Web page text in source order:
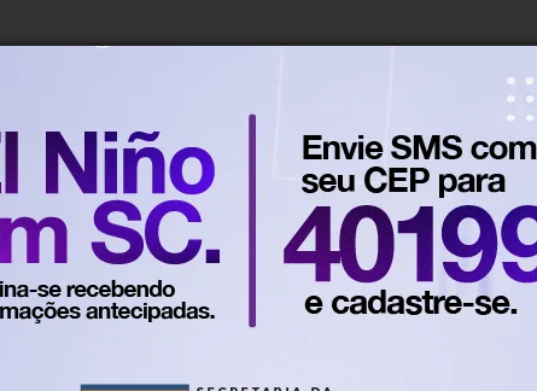
em relação às eleições em Santa Catarina.
Carol De Toni?
a intenção de voto do eleitorado catarinense, que
exclusiva do colunista e não refletem,